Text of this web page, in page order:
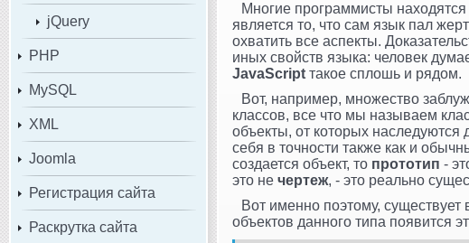
jQuery
PHP
MySQL
XML
Joomla
Регистрация сайта
Раскрутка сайта
Многие программисты
является то, что сам язык пал
охватить все аспекты.
иных свойств языка: человек
JavaScript такое сплошь и рядом.
Вот, например, множество
классов, все что мы называем
объекты, от которых наследуются
себя в точности также как и
создается объект, то прототип -
это не чертеж, - это реально
Вот именно поэтому,
объектов данного типа появится